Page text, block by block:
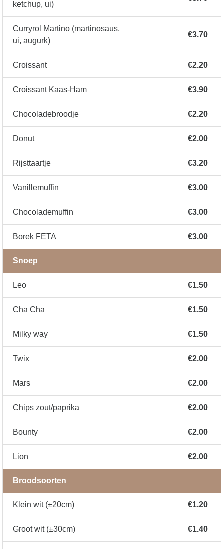
ketchup, ui)
Curryrol Martino (martinosaus,
ui, augurk)
€3.70
Croissant €2.20
Croissant Kaas-Ham €3.90
Chocoladebroodje €2.20
Donut €2.00
Rijsttaartje €3.20
Vanillemuffin €3.00
Chocolademuffin €3.00
Borek FETA €3.00
Snoep
Leo €1.50
Cha Cha €1.50
Milky way €1.50
Twix €2.00
Mars €2.00
Chips zout/paprika €2.00
Bounty €2.00
Lion €2.00
Broodsoorten
Klein wit (±20cm) €1.20
Groot wit (±30cm) €1.40